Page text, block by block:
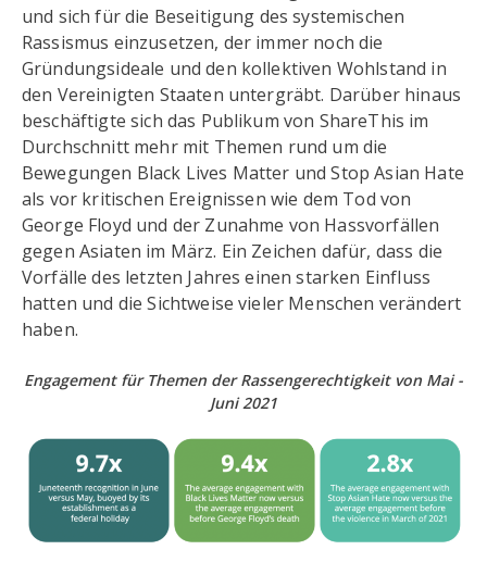
und sich für die Beseitigung des systemischen
Rassismus einzusetzen, der immer noch die
Gründungsideale und den kollektiven Wohlstand in
den Vereinigten Staaten untergräbt. Darüber hinaus
beschäftigte sich das Publikum von ShareThis im
Durchschnitt mehr mit Themen rund um die
Bewegungen Black Lives Matter und Stop Asian Hate
als vor kritischen Ereignissen wie dem Tod von
George Floyd und der Zunahme von Hassvorfällen
gegen Asiaten im März. Ein Zeichen dafür, dass die
Vorfälle des letzten Jahres einen starken Einfluss
hatten und die Sichtweise vieler Menschen verändert
haben.
Engagement für Themen der Rassengerechtigkeit von Mai -
Juni 2021